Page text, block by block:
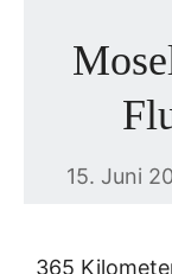
15. Juni
365